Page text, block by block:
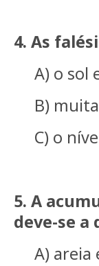
4. As
A) o sol
B)
C) o
5. A
deve-se a
A) areia